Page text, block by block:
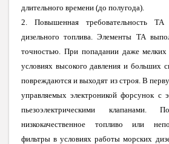
длительного времени (до полугода).
2. Повышенная требовательность
дизельного топлива. Элементы ТА
точностью. При попадании даже
условиях высокого давления и больших
повреждаются и выходят из строя. В
управляемых электроникой форсунок с
пьезоэлектрическими клапанами.
низкокачественное топливо или
фильтры в условиях работы морских